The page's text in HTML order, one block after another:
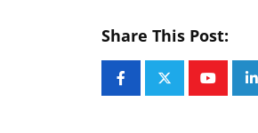
Share This Post: